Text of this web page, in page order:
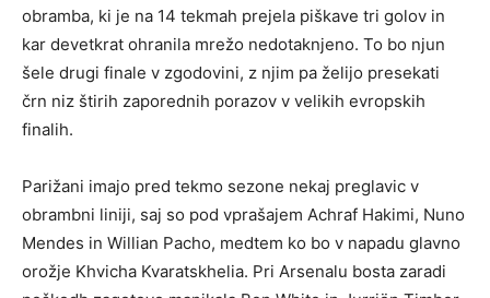
obramba, ki je na 14 tekmah prejela piškave tri golov in
kar devetkrat ohranila mrežo nedotaknjeno. To bo njun
šele drugi finale v zgodovini, z njim pa želijo presekati
črn niz štirih zaporednih porazov v velikih evropskih
finalih.
Parižani imajo pred tekmo sezone nekaj preglavic v
obrambni liniji, saj so pod vprašajem Achraf Hakimi, Nuno
Mendes in Willian Pacho, medtem ko bo v napadu glavno
orožje Khvicha Kvaratskhelia. Pri Arsenalu bosta zaradi